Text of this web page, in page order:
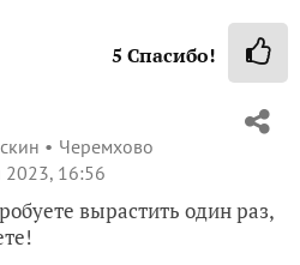
5 Спасибо!
Черемхово
2023, 16:56
вырастить один раз,